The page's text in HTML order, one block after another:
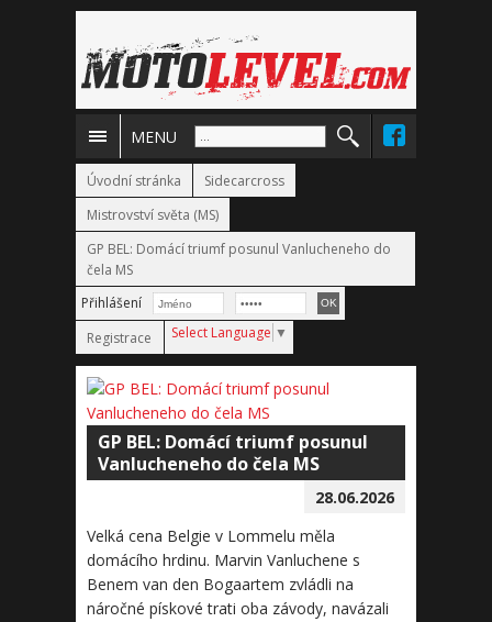
MENU
Úvodní stránka
Sidecarcross
Mistrovství světa (MS)
GP BEL: Domácí triumf posunul Vanlucheneho do
čela MS
Přihlášení
Registrace
Select Language ▼
GP BEL: Domácí triumf posunul
Vanlucheneho do čela MS
28.06.2026
Velká cena Belgie v Lommelu měla
domácího hrdinu. Marvin Vanluchene s
Benem van den Bogaartem zvládli na
náročné pískové trati oba závody, navázali